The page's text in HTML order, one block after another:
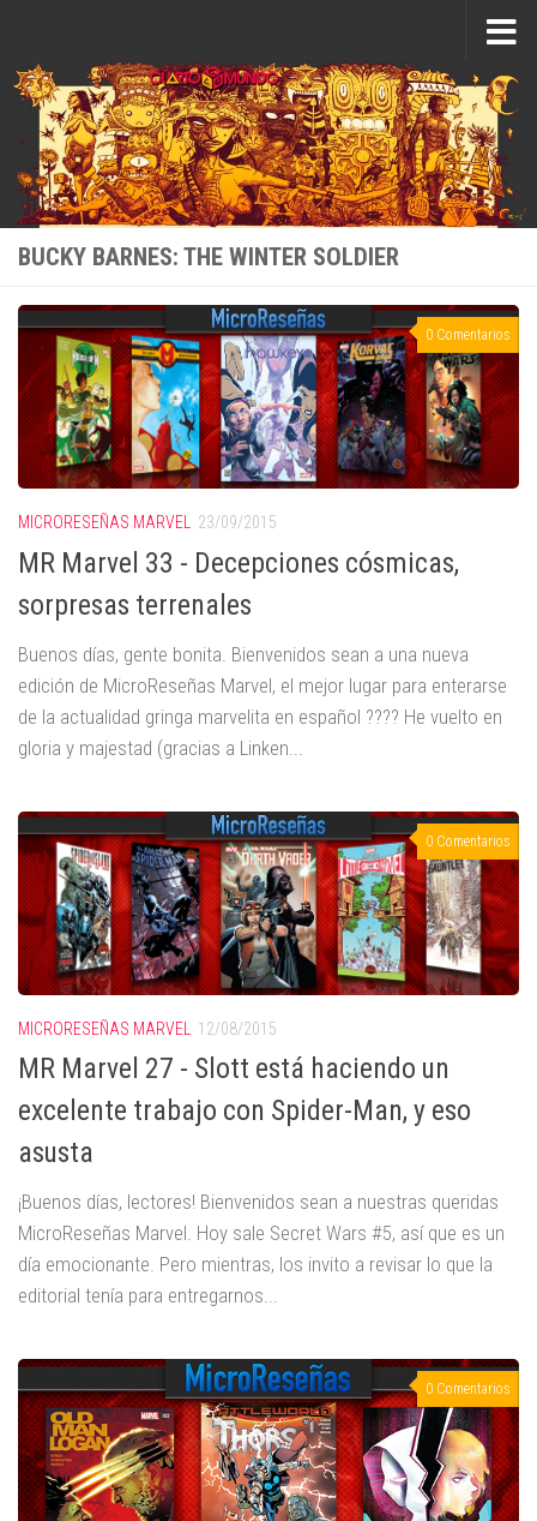
BUCKY BARNES: THE WINTER SOLDIER
0 Comentarios
MICRORESEÑAS MARVEL 23/09/2015
MR Marvel 33 - Decepciones cósmicas,
sorpresas terrenales
Buenos días, gente bonita. Bienvenidos sean a una nueva
edición de MicroReseñas Marvel, el mejor lugar para enterarse
de la actualidad gringa marvelita en español ???? He vuelto en
gloria y majestad (gracias a Linken...
0 Comentarios
MICRORESEÑAS MARVEL 12/08/2015
MR Marvel 27 - Slott está haciendo un
excelente trabajo con Spider-Man, y eso
asusta
¡Buenos días, lectores! Bienvenidos sean a nuestras queridas
MicroReseñas Marvel. Hoy sale Secret Wars #5, así que es un
día emocionante. Pero mientras, los invito a revisar lo que la
editorial tenía para entregarnos...
0 Comentarios